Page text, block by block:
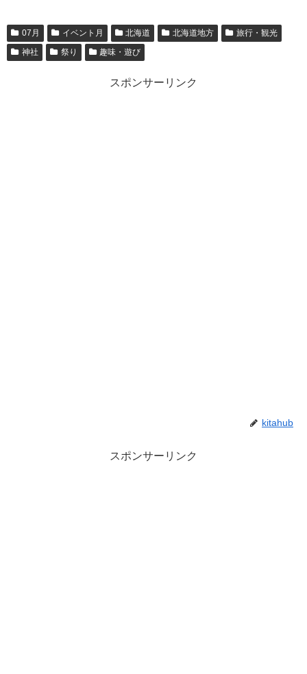
07月 イベント月 北海道 北海道地方
旅行・観光
神社
祭り 趣味・遊び
スポンサーリンク
kitahub
スポンサーリンク